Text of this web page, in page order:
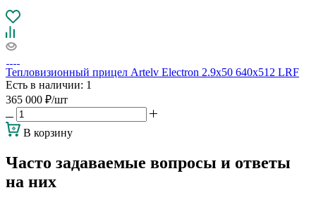
Тепловизионный прицел Artelv Electron 2.9x50 640x512 LRF
Есть в наличии: 1
365 000 ₽/шт
В корзину
Часто задаваемые вопросы и ответы
на них